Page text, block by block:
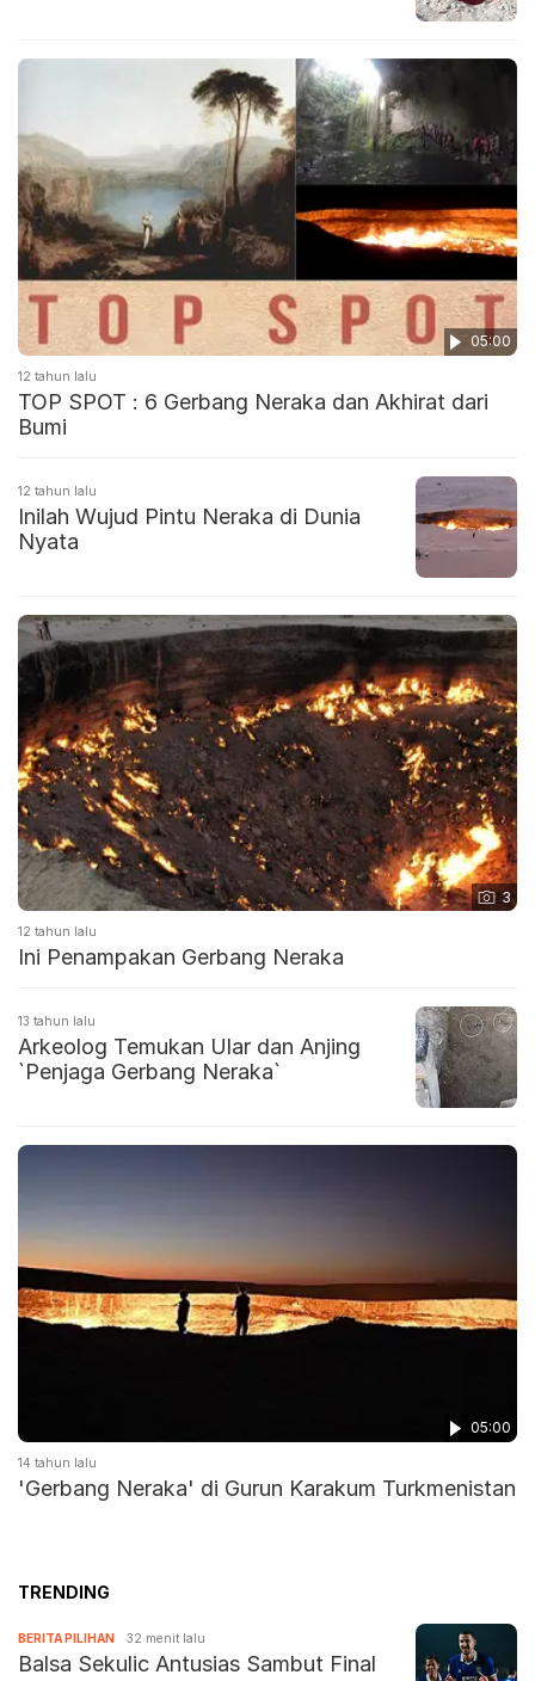
05:00
12 tahun lalu
TOP SPOT : 6 Gerbang Neraka dan Akhirat dari
Bumi
12 tahun lalu
Inilah Wujud Pintu Neraka di Dunia
Nyata
3
12 tahun lalu
Ini Penampakan Gerbang Neraka
13 tahun lalu
Arkeolog Temukan Ular dan Anjing
`Penjaga Gerbang Neraka`
05:00
14 tahun lalu
'Gerbang Neraka' di Gurun Karakum Turkmenistan
TRENDING
BERITA PILIHAN 32 menit lalu
Balsa Sekulic Antusias Sambut Final